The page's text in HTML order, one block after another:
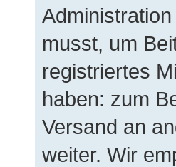
musst, um
registriertes
haben: zum
Versand an
weiter. Wir